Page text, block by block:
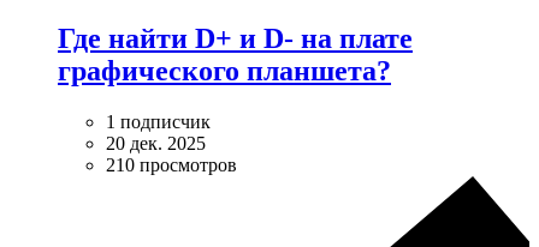
Где найти D+ и D- на плате
графического планшета?
1 подписчик
20 дек. 2025
210 просмотров